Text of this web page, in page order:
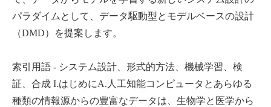
パラダイムとして、データ駆動型とモデルベースの設計
（DMD）を提案します。
索引用語 - システム設計、形式的方法、機械学習、検
証、合成 I.はじめにA.人工知能コンピュータとあらゆる
種類の情報源からの豊富なデータは、生物学と医学から